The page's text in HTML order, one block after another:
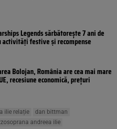
Legends sărbătorește 7 ani de
activități festive și recompense
Bolojan, România are cea mai mare
recesiune economică, prețuri
ilie relație
dan bittman
andreea ilie